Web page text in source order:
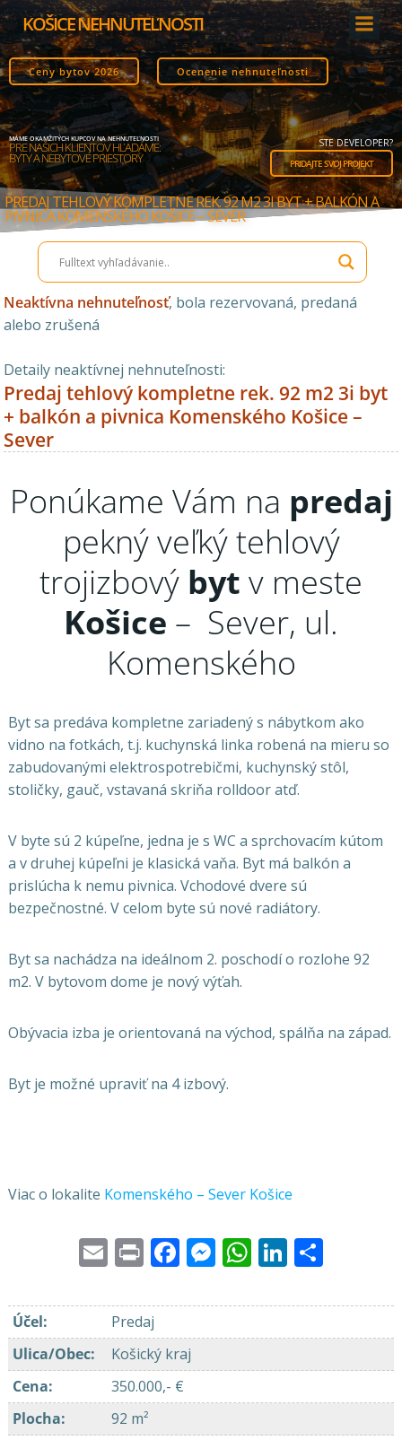
Skip
to
content
KOŠICE NEHNUTEĽNOSTI
Ceny bytov 2026 Ocenenie nehnuteľnosti
MÁME OKAMŽITÝCH KUPCOV NA NEHNUTEĽNOSTI
PRE NAŠICH KLIENTOV HĽADÁME:
BYTY A NEBYTOVÉ PRIESTORY
STE DEVELOPER?
PRIDAJTE SVOJ PROJEKT
PREDAJ TEHLOVÝ KOMPLETNE REK. 92 M2 3I BYT + BALKÓN A
PIVNICA KOMENSKÉHO KOŠICE – SEVER
Neaktívna nehnuteľnosť, bola rezervovaná, predaná
alebo zrušená
Detaily neaktívnej nehnuteľnosti:
Predaj tehlový kompletne rek. 92 m2 3i byt
+ balkón a pivnica Komenského Košice –
Sever
Ponúkame Vám na predaj
pekný veľký tehlový
trojizbový byt v meste
Košice – Sever, ul.
Komenského
Byt sa predáva kompletne zariadený s nábytkom ako
vidno na fotkách, t.j. kuchynská linka robená na mieru so
zabudovanými elektrospotrebičmi, kuchynský stôl,
stoličky, gauč, vstavaná skriňa rolldoor atď.
V byte sú 2 kúpeľne, jedna je s WC a sprchovacím kútom
a v druhej kúpeľni je klasická vaňa. Byt má balkón a
prislúcha k nemu pivnica. Vchodové dvere sú
bezpečnostné. V celom byte sú nové radiátory.
Byt sa nachádza na ideálnom 2. poschodí o rozlohe 92
m2. V bytovom dome je nový výťah.
Obývacia izba je orientovaná na východ, spálňa na západ.
Byt je možné upraviť na 4 izbový.
Viac o lokalite Komenského – Sever Košice
EmailPrintFacebook
Messenger
WhatsApp
LinkedIn
Účel:
Predaj
Ulica/Obec:
Košický kraj
Cena:
350.000,- €
Plocha:
92 m²